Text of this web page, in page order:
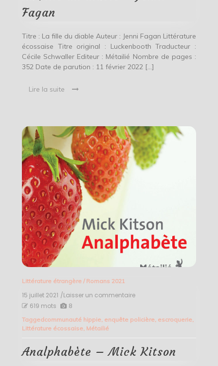
Fagan
Titre : La fille du diable Auteur : Jenni Fagan Littérature
écossaise Titre original : Luckenbooth Traducteur :
Cécile Schwaller Editeur : Métailié Nombre de pages :
352 Date de parution : 11 février 2022 […]
Lire la suite
Littérature étrangère/ Romans 2021
15 juillet 2021 /Laisser un commentaireon
Mick
619 mots 8
Taggedcommunauté hippie, enquête policière, escroquerie,
Littérature écossaise, Métailié
Analphabète – Mick Kitson